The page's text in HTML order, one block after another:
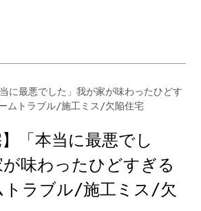
】「本当に最悪でし
味わったひどすぎる
トラブル/施工ミス/欠